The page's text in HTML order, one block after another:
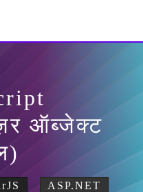
ऑब्जेक्ट
ASP.NET